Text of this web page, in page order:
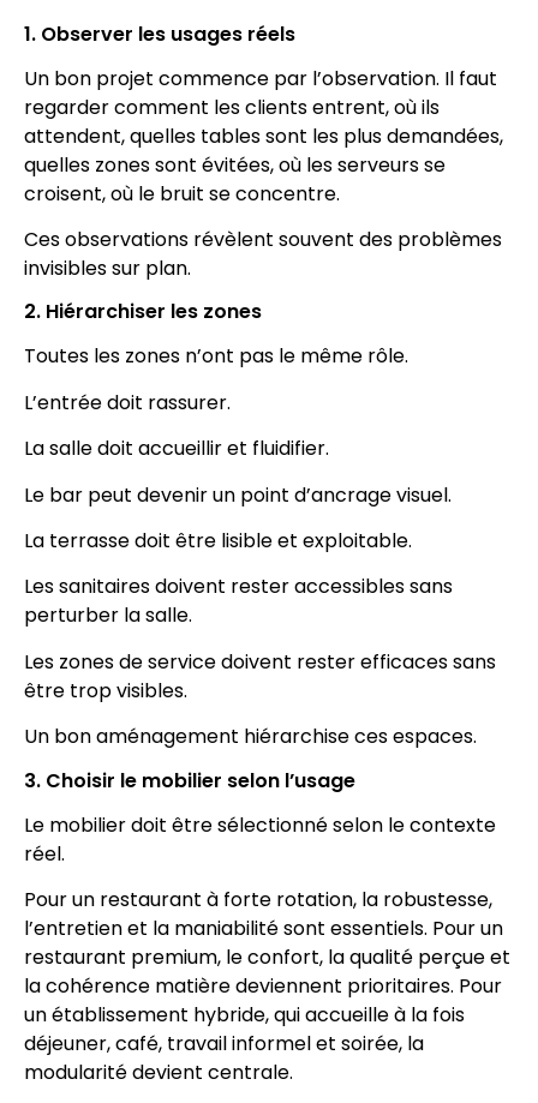
1. Observer les usages réels
Un bon projet commence par l’observation. Il faut
regarder comment les clients entrent, où ils
attendent, quelles tables sont les plus demandées,
quelles zones sont évitées, où les serveurs se
croisent, où le bruit se concentre.
Ces observations révèlent souvent des problèmes
invisibles sur plan.
2. Hiérarchiser les zones
Toutes les zones n’ont pas le même rôle.
L’entrée doit rassurer.
La salle doit accueillir et fluidifier.
Le bar peut devenir un point d’ancrage visuel.
La terrasse doit être lisible et exploitable.
Les sanitaires doivent rester accessibles sans
perturber la salle.
Les zones de service doivent rester efficaces sans
être trop visibles.
Un bon aménagement hiérarchise ces espaces.
3. Choisir le mobilier selon l’usage
Le mobilier doit être sélectionné selon le contexte
réel.
Pour un restaurant à forte rotation, la robustesse,
l’entretien et la maniabilité sont essentiels. Pour un
restaurant premium, le confort, la qualité perçue et
la cohérence matière deviennent prioritaires. Pour
un établissement hybride, qui accueille à la fois
déjeuner, café, travail informel et soirée, la
modularité devient centrale.